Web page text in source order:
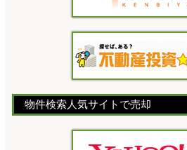
物件検索人気サイトで売却